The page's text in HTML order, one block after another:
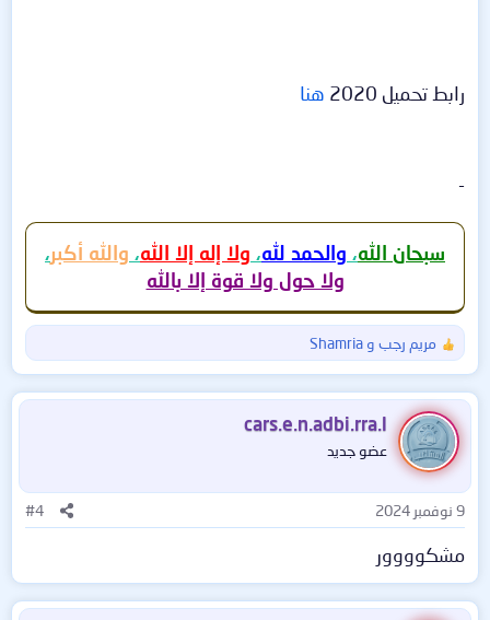
رابط تحميل 2020 هنا
-
سبحان الله، والحمد لله، ولا إله إلا الله، والله أكبر،
ولا حول ولا قوة إلا بالله
ل
ت
ف
ا
ع
ا
ت
مريم رجب و Shamria
cars.e.n.adbi.rra.l
عضو جديد
9 نوفمبر 2024 #4
مشكوووور